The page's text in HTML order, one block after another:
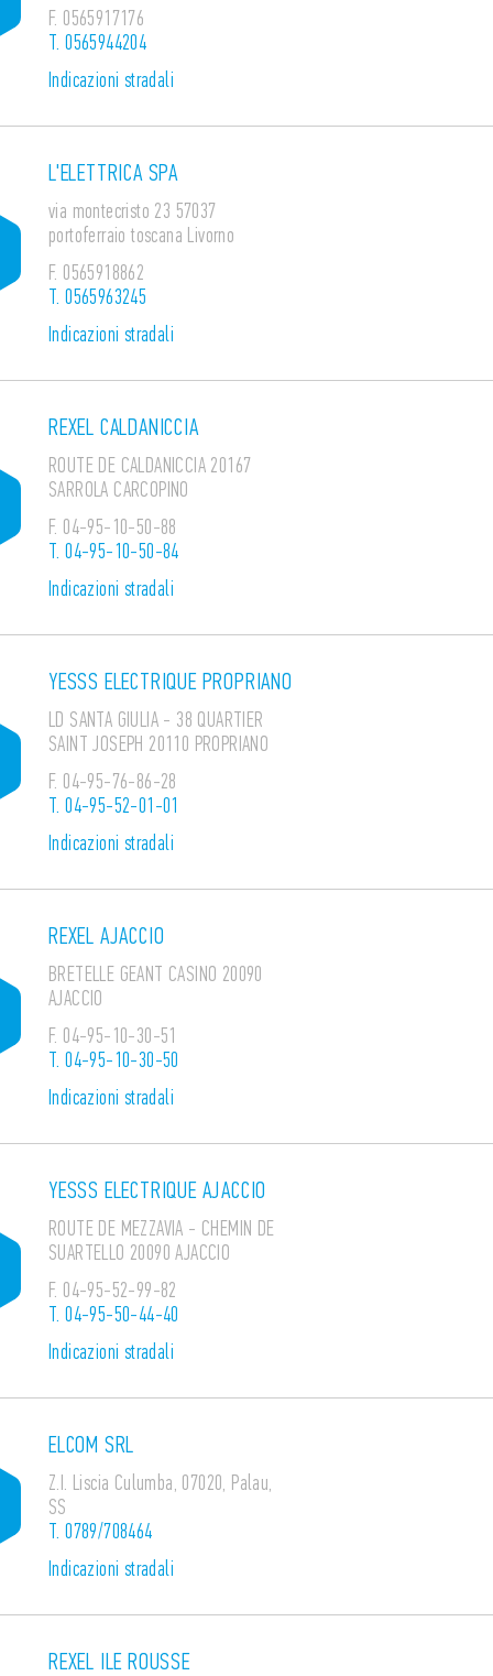
F. 0565917176
T.0565944204
Indicazioni stradali
L'ELETTRICA SPA
via montecristo 23 57037
portoferraio toscana Livorno
F. 0565918862
T.0565963245
Indicazioni stradali
REXEL CALDANICCIA
ROUTE DE CALDANICCIA 20167
SARROLA CARCOPINO
F. 04-95-10-50-88
T.04-95-10-50-84
Indicazioni stradali
YESSS ELECTRIQUE PROPRIANO
LD SANTA GIULIA - 38 QUARTIER
SAINT JOSEPH 20110 PROPRIANO
F. 04-95-76-86-28
T.04-95-52-01-01
Indicazioni stradali
REXEL AJACCIO
BRETELLE GEANT CASINO 20090
AJACCIO
F. 04-95-10-30-51
T.04-95-10-30-50
Indicazioni stradali
YESSS ELECTRIQUE AJACCIO
ROUTE DE MEZZAVIA - CHEMIN DE
SUARTELLO 20090 AJACCIO
F. 04-95-52-99-82
T.04-95-50-44-40
Indicazioni stradali
ELCOM SRL
Z.I. Liscia Culumba, 07020, Palau,
SS
T.0789/708464
Indicazioni stradali
REXEL ILE ROUSSE